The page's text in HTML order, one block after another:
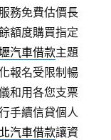
務免費估價長
額度購買指定
汽車借款主題
報名受限制暢
和用各您支票
手續信貸個人
汽車借款讓資